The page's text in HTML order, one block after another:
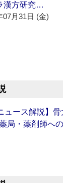
漢方研究…
07月31日 (金)
ュース解説】
局・薬剤師へ